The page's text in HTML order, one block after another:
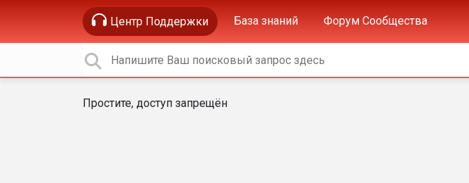
Центр Поддержки База знаний Форум Сообщества
Простите, доступ запрещён